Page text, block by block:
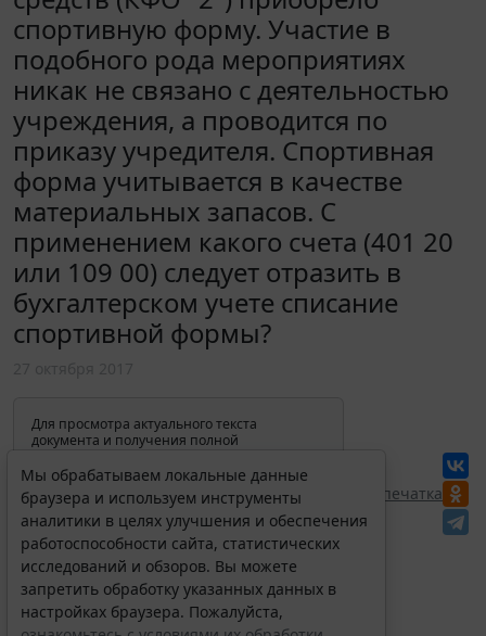
спортивную форму. Участие в
подобного рода мероприятиях
никак не связано с деятельностью
учреждения, а проводится по
приказу учредителя. Спортивная
форма учитывается в качестве
материальных запасов. С
применением какого счета (401 20
или 109 00) следует отразить в
бухгалтерском учете списание
спортивной формы?
Для просмотра актуального текста
документа и получения полной
изменениях и порядке применения
документа, воспользуйтесь поиском в
Интернет-версии системы ГАРАНТ:
Перепечатка
Мы обрабатываем локальные данные
браузера и используем инструменты
аналитики в целях улучшения и обеспечения
работоспособности сайта, статистических
исследований и обзоров. Вы можете
запретить обработку указанных данных в
настройках браузера. Пожалуйста,